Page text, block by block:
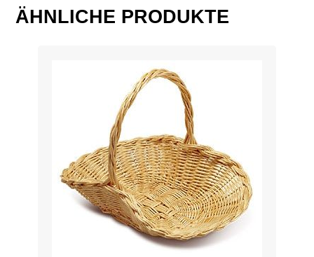
INFORMATIONEN
Largeur 30 cm, 45 cm
ÄHNLICHE PRODUKTE